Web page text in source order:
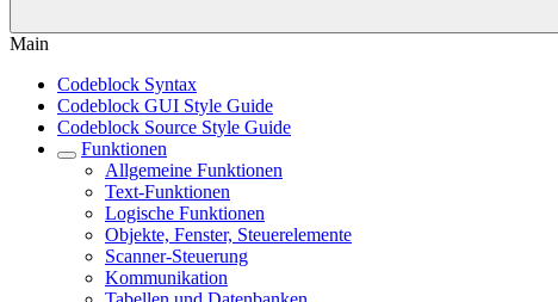
Main
Codeblock Syntax
Codeblock GUI Style Guide
Codeblock Source Style Guide
Funktionen
Allgemeine Funktionen
Text-Funktionen
Logische Funktionen
Objekte, Fenster, Steuerelemente
Scanner-Steuerung
Kommunikation